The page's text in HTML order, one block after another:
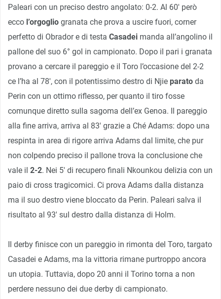
Paleari con un preciso destro angolato: 0-2. Al 60′ però
ecco l’orgoglio granata che prova a uscire fuori, corner
perfetto di Obrador e di testa Casadei manda all’angolino il
pallone del suo 6° gol in campionato. Dopo il pari i granata
provano a cercare il pareggio e il Toro l’occasione del 2-2
ce l’ha al 78′, con il potentissimo destro di Njie parato da
Perin con un ottimo riflesso, per quanto il tiro fosse
comunque diretto sulla sagoma dell’ex Genoa. Il pareggio
alla fine arriva, arriva al 83′ grazie a Ché Adams: dopo una
respinta in area di rigore arriva Adams dal limite, che pur
non colpendo preciso il pallone trova la conclusione che
vale il 2-2. Nei 5′ di recupero finali Nkounkou delizia con un
paio di cross tragicomici. Ci prova Adams dalla distanza
ma il suo destro viene bloccato da Perin. Paleari salva il
risultato al 93′ sul destro dalla distanza di Holm.
Il derby finisce con un pareggio in rimonta del Toro, targato
Casadei e Adams, ma la vittoria rimane purtroppo ancora
un utopia. Tuttavia, dopo 20 anni il Torino torna a non
perdere nessuno dei due derby di campionato.